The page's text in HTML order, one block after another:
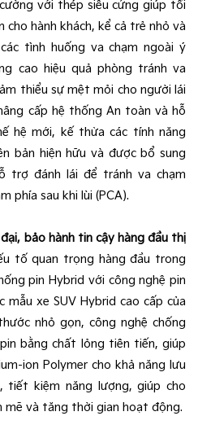
với thép siêu cứng giúp tối
cho hành khách, kể cả trẻ nhỏ và
tình huống va chạm ngoài ý
cao hiệu quả phòng tránh va
thiểu sự mệt mỏi cho người lái
cấp hệ thống An toàn và hỗ
hệ mới, kế thừa các tính năng
bản hiện hữu và được bổ sung
trợ đánh lái để tránh va chạm
phía sau khi lùi (PCA).
bảo hành tin cậy hàng đầu thị
tố quan trọng hàng đầu trong
pin Hybrid với công nghệ pin
mẫu xe SUV Hybrid cao cấp của
nhỏ gọn, công nghệ chống
bằng chất lỏng tiên tiến, giúp
ion Polymer cho khả năng lưu
tiết kiệm năng lượng, giúp cho
mẽ và tăng thời gian hoạt động.